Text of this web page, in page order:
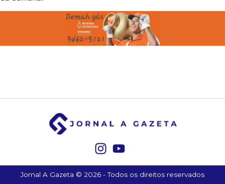
Jornal A Gazeta © 2026 - Todos os direitos reservados